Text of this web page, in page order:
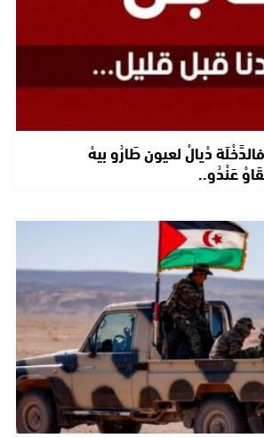
دْيالْ لعيون طَارُو بيهْ
عَنْدُو..